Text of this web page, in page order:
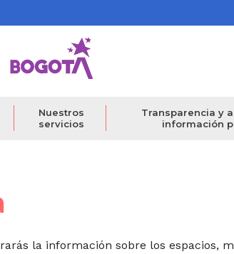
Nuestros
servicios
Transparencia y
información
la información sobre los espacios,